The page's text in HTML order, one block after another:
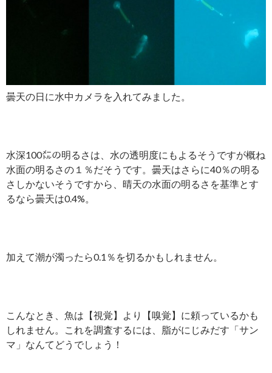
曇天の日に水中カメラを入れてみました。
水深100㍍の明るさは、水の透明度にもよるそうですが概ね
水面の明るさの１％だそうです。曇天はさらに40％の明る
さしかないそうですから、晴天の水面の明るさを基準とす
るなら曇天は0.4%。
加えて潮が濁ったら0.1％を切るかもしれません。
こんなとき、魚は【視覚】より【嗅覚】に頼っているかも
しれません。これを調査するには、脂がにじみだす「サン
マ」なんてどうでしょう！